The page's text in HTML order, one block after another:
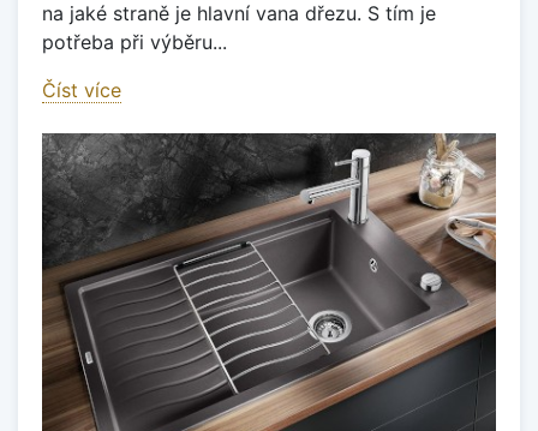
na jaké straně je hlavní vana dřezu. S tím je
potřeba při výběru...
Číst více